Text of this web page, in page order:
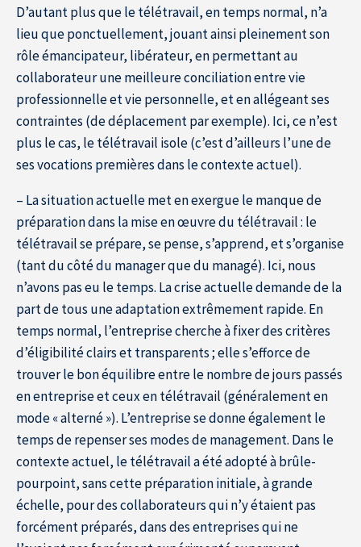
Accueil
D’autant plus que le télétravail, en temps normal, n’a
lieu que ponctuellement, jouant ainsi pleinement son
rôle émancipateur, libérateur, en permettant au
collaborateur une meilleure conciliation entre vie
professionnelle et vie personnelle, et en allégeant ses
contraintes (de déplacement par exemple). Ici, ce n’est
plus le cas, le télétravail isole (c’est d’ailleurs l’une de
ses vocations premières dans le contexte actuel).
– La situation actuelle met en exergue le manque de
préparation dans la mise en œuvre du télétravail : le
télétravail se prépare, se pense, s’apprend, et s’organise
(tant du côté du manager que du managé). Ici, nous
n’avons pas eu le temps. La crise actuelle demande de la
part de tous une adaptation extrêmement rapide. En
temps normal, l’entreprise cherche à fixer des critères
d’éligibilité clairs et transparents ; elle s’efforce de
trouver le bon équilibre entre le nombre de jours passés
en entreprise et ceux en télétravail (généralement en
mode « alterné »). L’entreprise se donne également le
temps de repenser ses modes de management. Dans le
contexte actuel, le télétravail a été adopté à brûle-
pourpoint, sans cette préparation initiale, à grande
échelle, pour des collaborateurs qui n’y étaient pas
forcément préparés, dans des entreprises qui ne